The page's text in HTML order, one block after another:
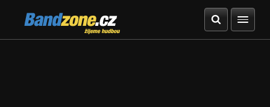
Bandzone.cz
žijeme hudbou